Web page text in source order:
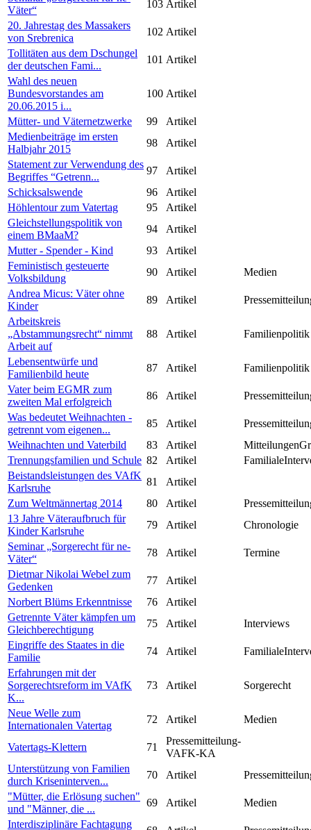
Väter“
103 Artikel
20. Jahrestag des Massakers
von Srebrenica
102 Artikel
Tollitäten aus dem Dschungel
der deutschen Fami...
101 Artikel
Wahl des neuen
Bundesvorstandes am
20.06.2015 i...
100 Artikel
Mütter- und Väternetzwerke 99
Artikel
Medienbeiträge im ersten
Halbjahr 2015
98
Artikel
Statement zur Verwendung des
Begriffes “Getrenn...
97
Artikel
Schicksalswende
96
Artikel
Höhlentour zum Vatertag
95
Artikel
Gleichstellungspolitik von
einem BMaaM?
94
Artikel
Mutter - Spender - Kind
93
Artikel
Feministisch gesteuerte
Volksbildung
90 Artikel
Medien
Andrea Micus: Väter ohne
Kinder
89 Artikel
Arbeitskreis
„Abstammungsrecht“ nimmt
Arbeit auf
88 Artikel Familienpolitik
Lebensentwürfe und
Familienbild heute
87 Artikel
Familienpolitik
Vater beim EGMR zum
zweiten Mal erfolgreich
86 Artikel
Was bedeutet Weihnachten -
getrennt vom eigenen...
85 Artikel
Weihnachten und Vaterbild
83 Artikel
Trennungsfamilien und Schule 82 Artikel
Beistandsleistungen des VAfK
Karlsruhe
81
Artikel
Zum Weltmännertag 2014
80 Artikel
13 Jahre Väteraufbruch für
Kinder Karlsruhe
79 Artikel
Chronologie
Seminar „Sorgerecht für ne-
Väter“
78 Artikel
Termine
Dietmar Nikolai Webel zum
Gedenken
77
Artikel
Norbert Blüms Erkenntnisse
76
Artikel
Getrennte Väter kämpfen um
Gleichberechtigung
75 Artikel
Interviews
Eingriffe des Staates in die
Familie
74 Artikel
Erfahrungen mit der
Sorgerechtsreform im VAfK
K...
73 Artikel Sorgerecht
Neue Welle zum
Internationalen Vatertag
72 Artikel Medien
Vatertags-Klettern 71
Pressemitteilung-
VAFK-KA
Unterstützung von Familien
durch Kriseninterven...
70 Artikel
"Mütter, die Erlösung suchen"
und "Männer, die ...
69 Artikel
Medien
Interdisziplinäre Fachtagung